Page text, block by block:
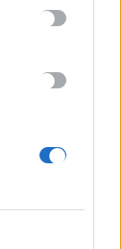
να γεράσουμε